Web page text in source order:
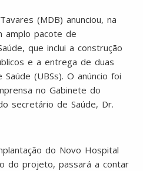
(MDB) anunciou, na
amplo pacote de
que inclui a construção
e a entrega de duas
(UBSs). O anúncio foi
no Gabinete do
secretário de Saúde, Dr.
do Novo Hospital
do projeto, passará a contar